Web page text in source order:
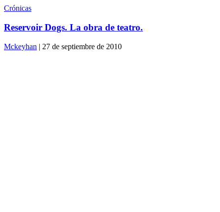
Crónicas
Reservoir Dogs. La obra de teatro.
Mckeyhan | 27 de septiembre de 2010